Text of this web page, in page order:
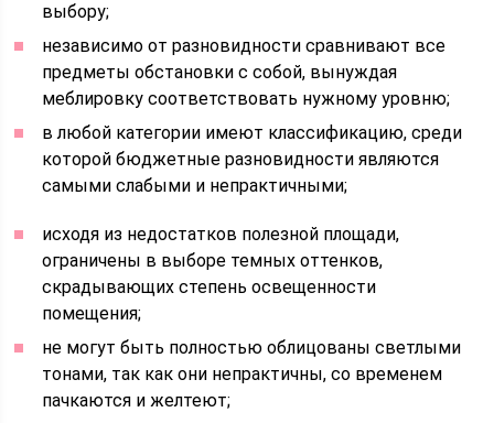
выбору;
независимо от разновидности сравнивают все
предметы обстановки с собой, вынуждая
меблировку соответствовать нужному уровню;
в любой категории имеют классификацию, среди
которой бюджетные разновидности являются
самыми слабыми и непрактичными;
исходя из недостатков полезной площади,
ограничены в выборе темных оттенков,
скрадывающих степень освещенности
помещения;
не могут быть полностью облицованы светлыми
тонами, так как они непрактичны, со временем
пачкаются и желтеют;